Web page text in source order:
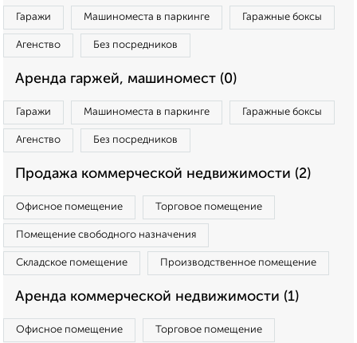
Гаражи Машиноместа в паркинге Гаражные боксы
Агенство Без посредников
Аренда гаржей, машиномест (0)
Гаражи Машиноместа в паркинге Гаражные боксы
Агенство Без посредников
Продажа коммерческой недвижимости (2)
Офисное помещение Торговое помещение
Помещение свободного назначения
Складское помещение Производственное помещение
Аренда коммерческой недвижимости (1)
Офисное помещение Торговое помещение